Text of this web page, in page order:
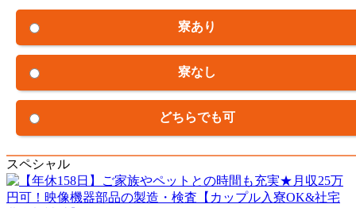
寮あり
寮なし
どちらでも可
スペシャル